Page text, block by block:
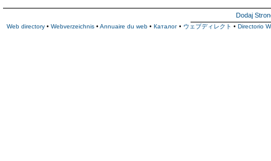
Dodaj
Web directory • Webverzeichnis • Annuaire du web • Каталог • ウェブディレクト • Directorio